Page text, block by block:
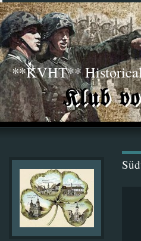
**KVHT** Historical